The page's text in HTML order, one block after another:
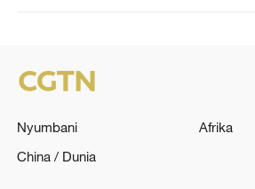
Nyumbani
Afrika
China / Dunia